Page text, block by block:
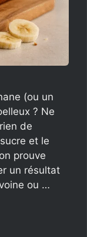
(ou un
? Ne
de
et le
prouve
un résultat
ou …